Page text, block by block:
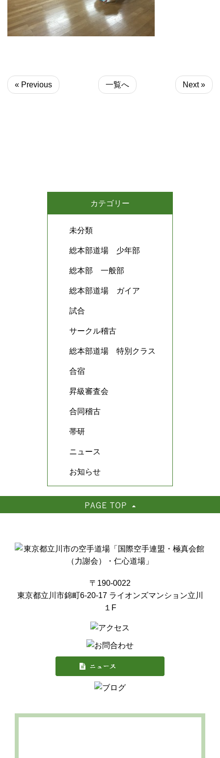
« Previous 一覧へ Next »
カテゴリー
未分類
総本部道場 少年部
総本部 一般部
総本部道場 ガイア
試合
サークル稽古
総本部道場 特別クラス
合宿
昇級審査会
合同稽古
帯研
ニュース
お知らせ
〒190-0022
東京都立川市錦町6-20-17 ライオンズマンション立川
１F